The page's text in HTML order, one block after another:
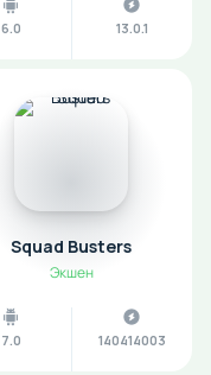
6.0 13.0.1
Squad Busters
Экшен
7.0 140414003